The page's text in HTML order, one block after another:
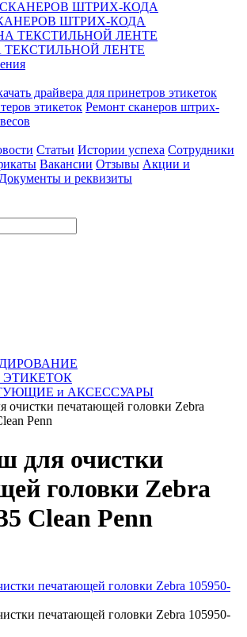
ШТРИХ-КОДА
ТЕКСТИЛЬНОЙ ЛЕНТЕ
драйвера для принетров этикеток
этикеток Ремонт сканеров штрих-
Статьи Истории успеха Сотрудники
Вакансии Отзывы Акции и
Документы и реквизиты
и АКСЕССУАРЫ
очистки печатающей головки Zebra
Penn
для очистки
головки Zebra
Clean Penn